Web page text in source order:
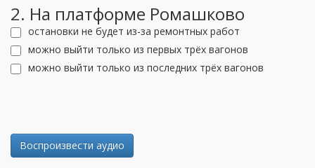
2. На платформе Ромашково
остановки не будет из-за ремонтных работ
можно выйти только из первых трёх вагонов
можно выйти только из последних трёх вагонов
Воспроизвести аудио